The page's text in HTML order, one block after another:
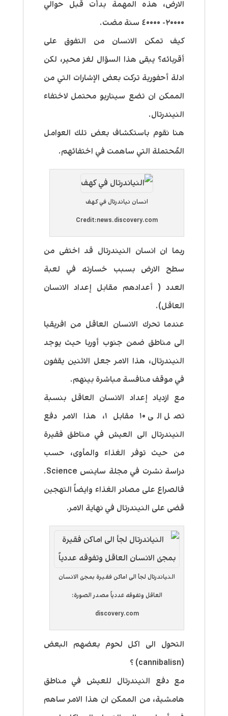
الارض، هذه المهمة بدأت قبل حوالي
٢٠٠٠٠- ٤٠٠٠٠ سنة مضت.
كيف تمكن الانسان من التفوق على
أقربائه؟ يبقى هذا السؤال لغز محير، لكن
ادلة أحفورية تركت بعض الإشارات التي من
الممكن ان تضع سيناريو محتمل لاختفاء
النيندرتال.
هنا نقوم باستكشاف بعض تلك العوامل
المُحتملة التي ساهمت في اختفائهم.
انسان نياندرتال في كهف
Credit:news.discovery.com
ربما ان انسان النيندرتال قد اختفى من
سطح الارض بسبب خسارته في لعبة
العدد ( أعدادهم مقابل إعداد الانسان
العاقل).
عندما تحرك الانسان العاقل من افريقيا
الى مناطق ضمن جنوب أوربا حيث يوجد
النيندرتال، هذا الامر جعل الاثنين يقفون
في موقف منافسة مباشرة بينهم.
مع ازدياد إعداد الانسان العاقل بنسبة
تصل الى ١٠ مقابل ١، هذا الامر دفع
النيندرتال الى العيش في مناطق فقيرة
من حيث توفر الغذاء والمأوى، حسب
دراسة نشرت في مجلة ساينس Science.
فالصراع على مصادر الغذاء وايضاً التهجين
قضى على النيندرتال في نهاية الامر.
النياندرتال لجأ الى اماكن فقيرة بمجئ الانسان
العاقل وتفوقه عددياً مصدر الصورة:
discovery.com
التحول الى اكل لحوم بعضهم البعض
(cannibalisn) ؟
مع دفع النيندرتال للعيش في مناطق
هامشية، من الممكن ان هذا الامر ساهم